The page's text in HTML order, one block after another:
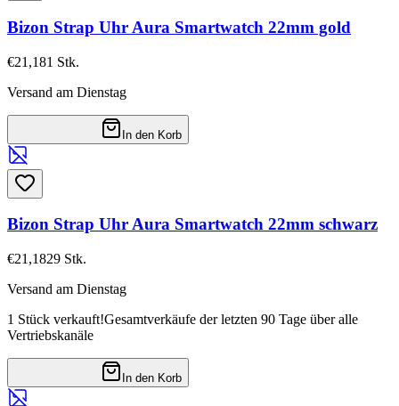
Bizon Strap Uhr Aura Smartwatch 22mm gold
€21,181 Stk.
Versand am Dienstag
In den Korb
Bizon Strap Uhr Aura Smartwatch 22mm schwarz
€21,1829 Stk.
Versand am Dienstag
1 Stück verkauft!Gesamtverkäufe der letzten 90 Tage über alle
Vertriebskanäle
In den Korb